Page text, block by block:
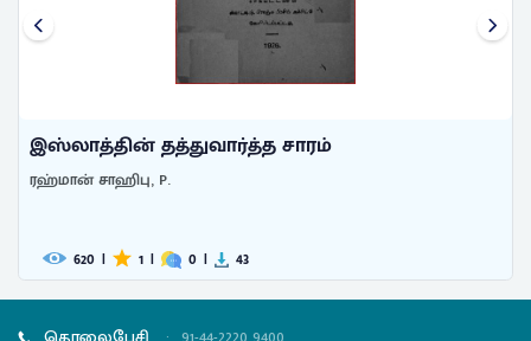
இஸ்லாத்தின் தத்துவார்த்த சாரம்
ரஹ்மான் சாஹிபு, P.
620 | 1 | 0 | 43